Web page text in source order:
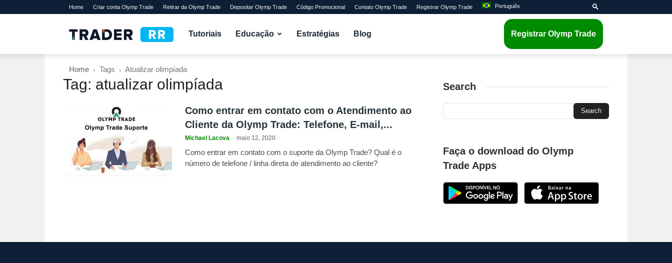
Home Criar conta Olymp Trade Retirar da Olymp Trade Depositar Olymp Trade Código Promocional Contato Olymp Trade Registrar Olymp Trade Português
TraderRR
Tutoriais Educação Estratégias Blog Registrar Olymp Trade
Home Tags Atualizar olimpíada
Tag: atualizar olimpíada
Como entrar em contato com o Atendimento ao
Cliente da Olymp Trade: Telefone, E-mail,...
Michael Lacova - maio 12, 2020
Como entrar em contato com o suporte da Olymp Trade? Qual é o
número de telefone / linha direta de atendimento ao cliente?
Search
Faça o download do Olymp
Trade Apps